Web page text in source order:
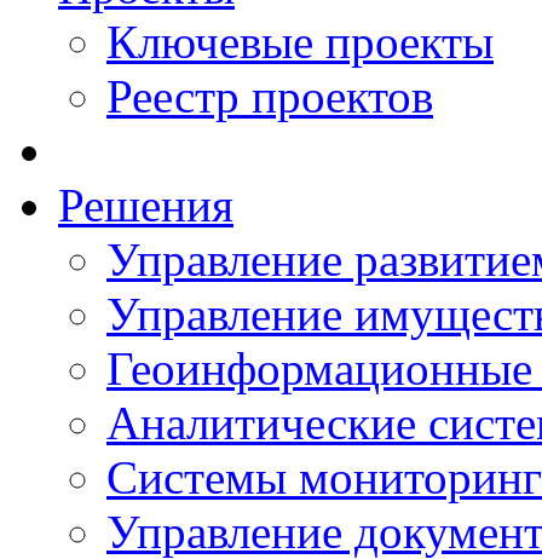
Ключевые проекты
Реестр проектов
Решения
Управление
Управление
Аналитические
Системы
Управление